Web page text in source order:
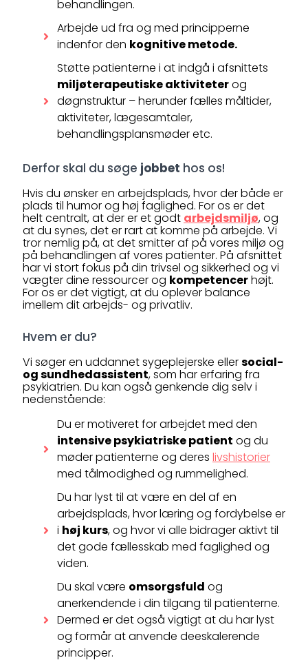
behandlingen.
Arbejde ud fra og med principperne
indenfor den kognitive metode.
Støtte patienterne i at indgå i afsnittets
miljøterapeutiske aktiviteterog
døgnstruktur – herunder fælles måltider,
aktiviteter, lægesamtaler,
behandlingsplansmøder etc.
Derfor skal du søge jobbet hos os!
Hvis du ønsker en arbejdsplads, hvor der både er
plads til humor og høj faglighed. For os er det
helt centralt, at der er et godt arbejdsmiljø, og
at du synes, det er rart at komme på arbejde. Vi
tror nemlig på, at det smitter af på vores miljø og
på behandlingen af vores patienter. På afsnittet
har vi stort fokus på din trivsel og sikkerhed og vi
vægter dine ressourcer og kompetencerhøjt.
For os er det vigtigt, at du oplever balance
imellem dit arbejds- og privatliv.
Hvem er du?
Vi søger en uddannet sygeplejerske ellersocial-
og sundhedassistent, som har erfaring fra
psykiatrien. Du kan også genkende dig selv i
nedenstående:
Du er motiveret for arbejdet med den
intensive psykiatriske patient og du
møder patienterne og deres livshistorier
med tålmodighed og rummelighed.
Du har lyst til at være en del af en
arbejdsplads, hvor læring og fordybelse er
i høj kurs, og hvor vi alle bidrager aktivt til
det gode fællesskab med faglighed og
viden.
Du skal være omsorgsfuld og
anerkendende i din tilgang til patienterne.
Dermed er det også vigtigt at du har lyst
og formår at anvende deeskalerende
principper.